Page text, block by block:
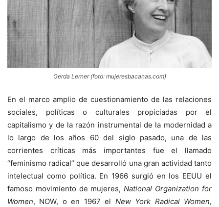
Gerda Lerner (foto: mujeresbacanas.com)
En el marco amplio de cuestionamiento de las relaciones
sociales, políticas o culturales propiciadas por el
capitalismo y de la razón instrumental de la modernidad a
lo largo de los años 60 del siglo pasado, una de las
corrientes críticas más importantes fue el llamado
“feminismo radical” que desarrolló una gran actividad tanto
intelectual como política. En 1966 surgió en los EEUU el
famoso movimiento de mujeres,National Organization for
Women, NOW, o en 1967 el New York Radical Women,